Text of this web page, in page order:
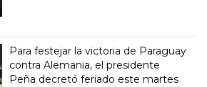
Para festejar la victoria de Paraguay
contra Alemania, el presidente
Peña decretó feriado este martes